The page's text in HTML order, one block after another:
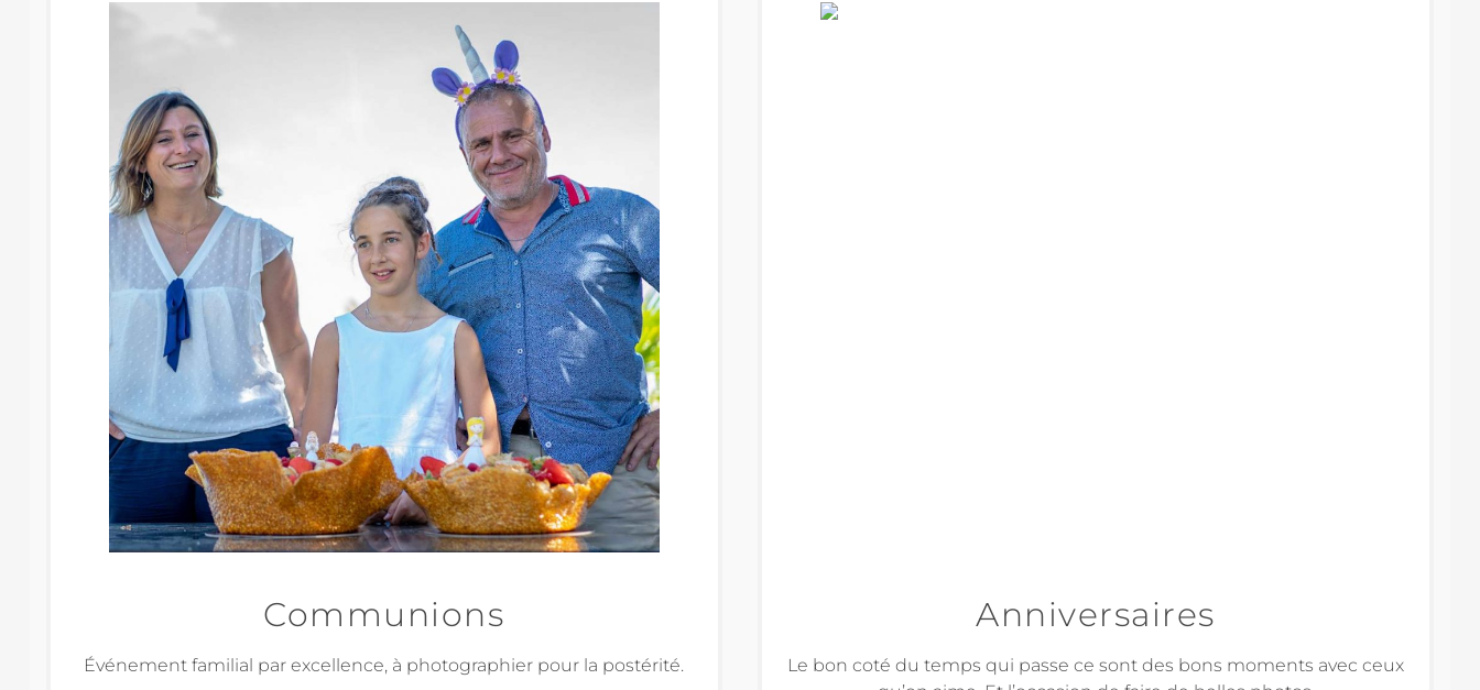
Communions
Événement familial par excellence, à photographier pour la postérité.
Anniversaires
Le bon coté du temps qui passe ce sont des bons moments avec ceux